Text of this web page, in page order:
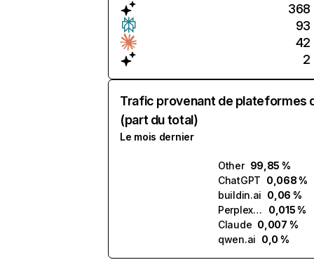
368
93
42
2
Trafic provenant de plateformes
(part du total)
Le mois dernier
Other 99,85 %
ChatGPT 0,068 %
buildin.ai 0,06 %
Perplexity
0,015 %
Claude 0,007 %
qwen.ai 0,0 %